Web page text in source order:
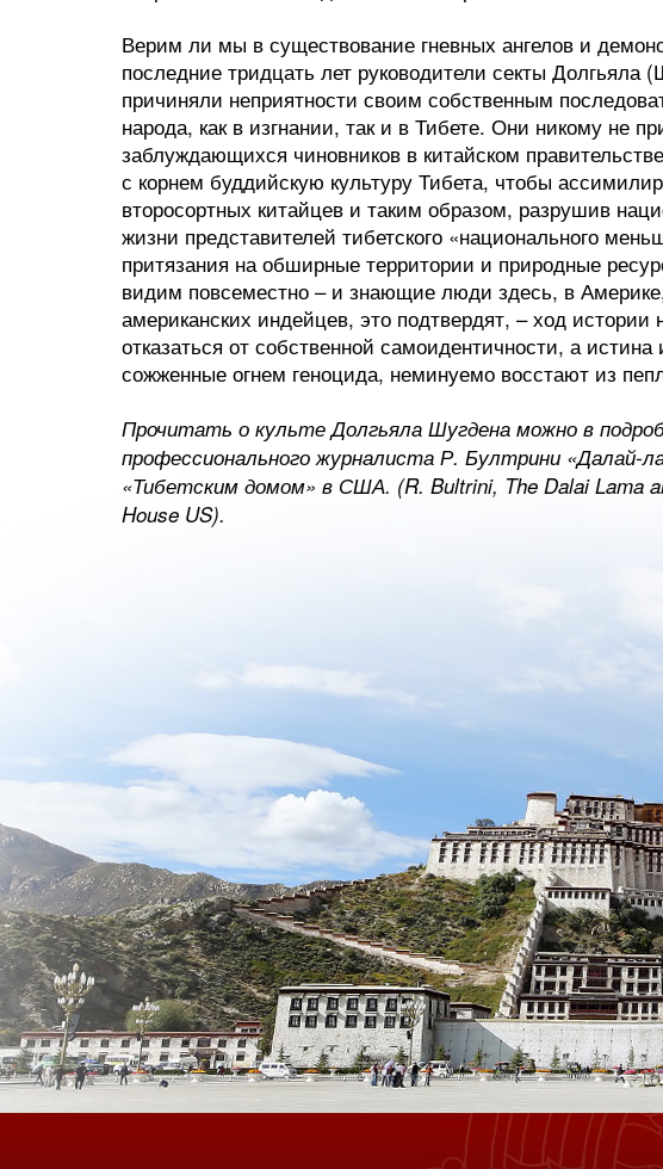
Верим ли мы в существование гневных ангелов и
последние тридцать лет руководители секты Долгьяла
причиняли неприятности своим собственным
народа, как в изгнании, так и в Тибете. Они никому не
заблуждающихся чиновников в китайском
с корнем буддийскую культуру Тибета, чтобы
второсортных китайцев и таким образом, разрушив
жизни представителей тибетского «национального
притязания на обширные территории и природные
видим повсеместно – и знающие люди здесь, в
американских индейцев, это подтвердят, – ход
отказаться от собственной самоидентичности, а
сожженные огнем геноцида, неминуемо восстают из
Прочитать о культе Долгьяла Шугдена можно в
профессионального журналиста Р. Бултрини «Далай-
«Тибетским домом» в США. (R. Bultrini, The Dalai Lama
House US).